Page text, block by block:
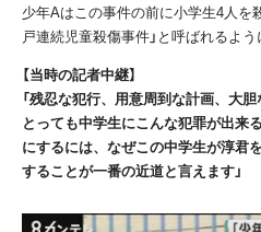
少年Aはこの事件の前に小学生4人を
戸連続児童殺傷事件」と呼ばれるよう
【当時の記者中継】
「残忍な犯行、用意周到な計画、大
とっても中学生にこんな犯罪が出来
にするには、なぜこの中学生が淳君
することが一番の近道と言えます」